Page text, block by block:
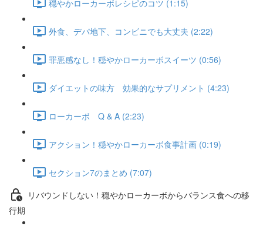
穏やかローカーボレシピのコツ (1:15)
外食、デパ地下、コンビニでも大丈夫 (2:22)
罪悪感なし！穏やかローカーボスイーツ (0:56)
ダイエットの味方 効果的なサプリメント (4:23)
ローカーボ Q & A (2:23)
アクション！穏やかローカーボ食事計画 (0:19)
セクション7のまとめ (7:07)
リバウンドしない！穏やかローカーボからバランス食への移
行期